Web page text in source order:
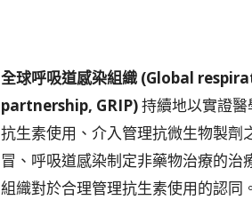
全球呼吸道感染組織 (Global
partnership, GRIP)持續地以實證
抗生素使用、介入管理抗微生物製劑
冒、呼吸道感染制定非藥物治療的治
組織對於合理管理抗生素使用的認同。